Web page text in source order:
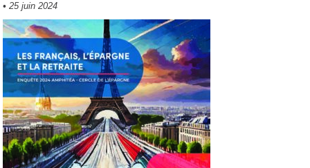
• 25 juin 2024